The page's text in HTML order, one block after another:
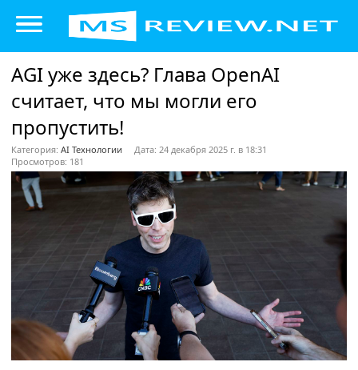
AGI уже здесь? Глава OpenAI
считает, что мы могли его
пропустить!
Категория: AI Технологии
Дата: 24 декабря 2025 г. в 18:31
Просмотров: 181